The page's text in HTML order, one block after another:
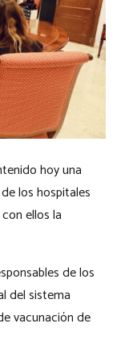
hoy una
los hospitales
ellos la
de los
del sistema
vacunación de